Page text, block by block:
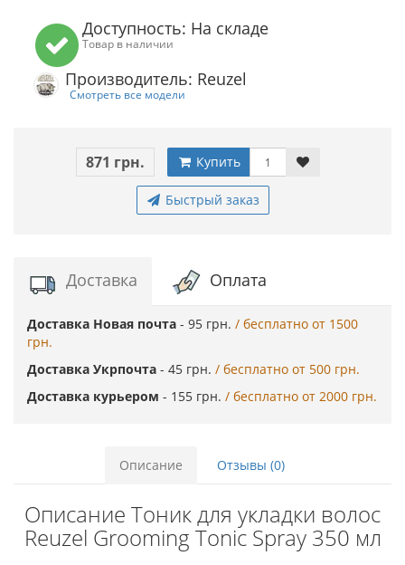
Доступность: На складе
Товар в наличии
Производитель: Reuzel
Смотреть все модели
871 грн. Купить
Быстрый заказ
Доставка Оплата
Доставка Новая почта - 95 грн. / бесплатно от 1500
грн.
Доставка Укрпочта - 45 грн. / бесплатно от 500 грн.
Доставка курьером - 155 грн. / бесплатно от 2000 грн.
Описание Отзывы (0)
Описание Тоник для укладки волос
Reuzel Grooming Tonic Spray 350 мл